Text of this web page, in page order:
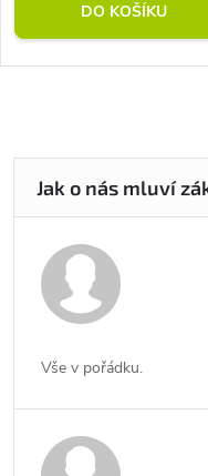
DO KOŠÍKU
Vše v pořádku.